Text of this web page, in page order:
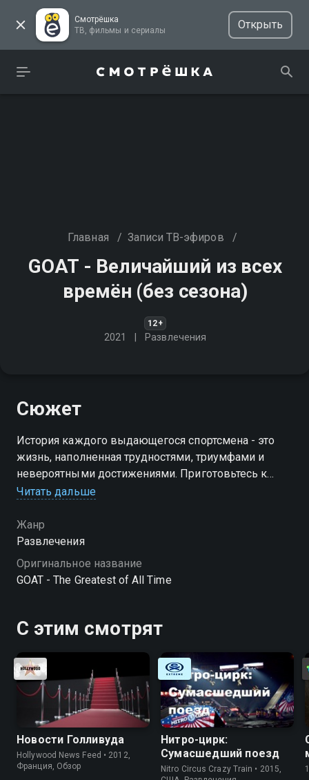
Смотрёшка
ТВ, фильмы и сериалы
Открыть
Главная / Записи ТВ-эфиров /
GOAT - Величайший из всех
времён (без сезона)
12+
2021 Развлечения
Сюжет
История каждого выдающегося спортсмена - это
жизнь, наполненная трудностями, триумфами и
невероятными достижениями. Приготовьтесь к
погружению в мир великих спортсменов и их
Посмотреть онлайн сезон сериала GOAT -
Величайший из всех времён вы можете
совершенно бесплатно в хорошем HD качестве на
Читать дальше
Жанр
Развлечения
Оригинальное название
GOAT - The Greatest of All Time
С этим смотрят
Новости Голливуда
Hollywood News Feed • 2012,
Франция, Обзор
Нитро-цирк:
Сумасшедший поезд
Nitro Circus Crazy Train • 2015,